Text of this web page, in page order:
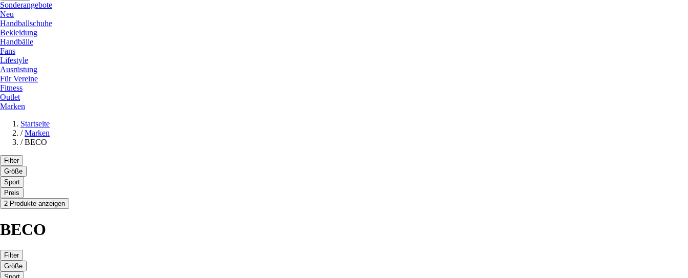
Sonderangebote
Neu
Handballschuhe
Bekleidung
Handbälle
Fans
Lifestyle
Ausrüstung
Für Vereine
Fitness
Outlet
Marken
Startseite
/ Marken
/ BECO
Filter
Größe
Sport
Preis
2 Produkte anzeigen
BECO
Filter
Größe